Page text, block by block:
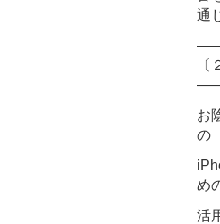
通
お
の
め
活